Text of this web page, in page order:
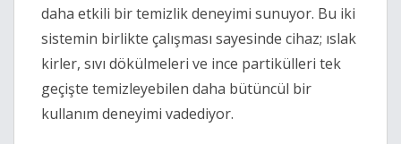
daha etkili bir temizlik deneyimi sunuyor. Bu iki
sistemin birlikte çalışması sayesinde cihaz; ıslak
kirler, sıvı dökülmeleri ve ince partikülleri tek
geçişte temizleyebilen daha bütüncül bir
kullanım deneyimi vadediyor.